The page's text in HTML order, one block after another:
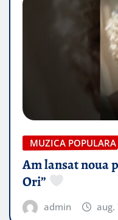
MUZICA POPULARA
Am lansat noua
Ori”
admin aug.